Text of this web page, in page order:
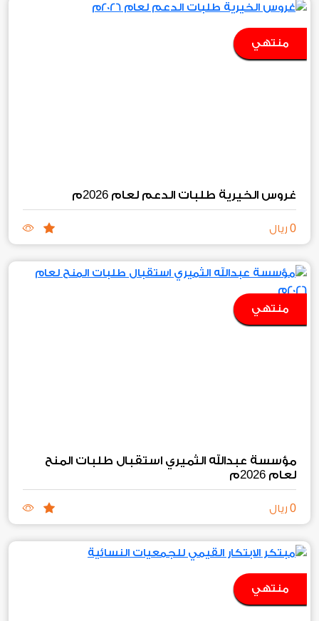
منتهي
غروس الخيرية طلبات الدعم لعام 2026م
0 ريال
منتهي
مؤسسة عبدالله الثميري استقبال طلبات المنح
لعام 2026م
0 ريال
منتهي